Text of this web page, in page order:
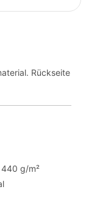
Rückseite
440 g/m²